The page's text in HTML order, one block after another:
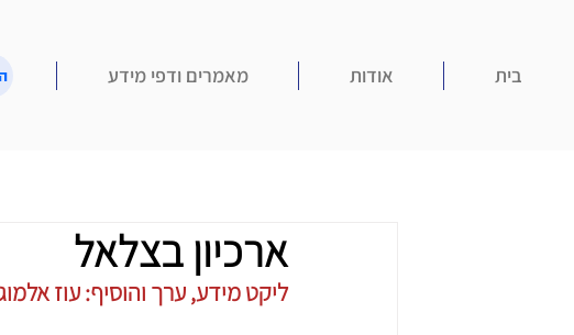
בית אודות מאמרים ודפי מידע
ארכיון בצלאל
ליקט מידע, ערך והוסיף: עוז אלמוג,